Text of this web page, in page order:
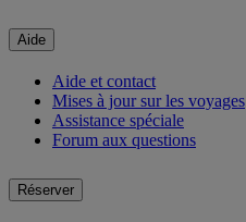
Aide
Aide et contact
Mises à jour sur les voyages
Assistance spéciale
Forum aux questions
Réserver